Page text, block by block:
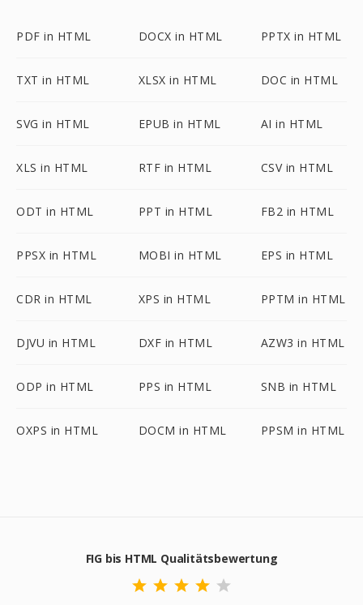
PDF in HTML DOCX in HTML PPTX in HTML
TXT in HTML XLSX in HTML DOC in HTML
SVG in HTML EPUB in HTML AI in HTML
XLS in HTML RTF in HTML CSV in HTML
ODT in HTML PPT in HTML FB2 in HTML
PPSX in HTML MOBI in HTML EPS in HTML
CDR in HTML XPS in HTML PPTM in HTML
DJVU in HTML DXF in HTML AZW3 in HTML
ODP in HTML PPS in HTML SNB in HTML
OXPS in HTML DOCM in HTML PPSM in HTML
FIG bis HTML Qualitätsbewertung